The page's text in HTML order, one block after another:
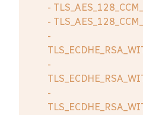
-
-
-
-
-